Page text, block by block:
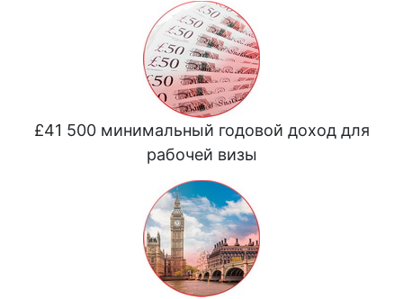
£41 500 минимальный годовой доход для
рабочей визы